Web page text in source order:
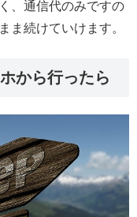
、通信代のみですの
ま続けていけます。
から行ったら